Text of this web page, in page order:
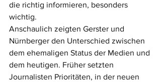
die richtig informieren, besonders
wichtig.
Anschaulich zeigten Gerster und
Nürnberger den Unterschied zwischen
dem ehemaligen Status der Medien und
dem heutigen. Früher setzten
Journalisten Prioritäten, in der neuen